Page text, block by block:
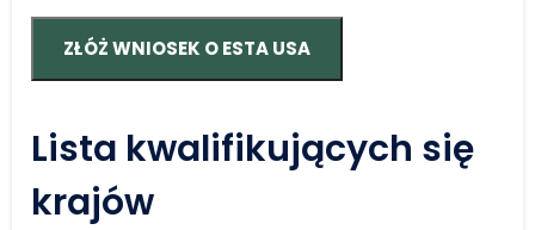
ZŁÓŻ WNIOSEK O ESTA USA
Lista kwalifikujących się
krajów